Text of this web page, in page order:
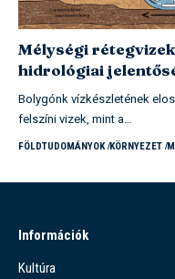
Mélységi
hidrológiai
Bolygónk vízkészletének
felszíni vizek, mint a…
FÖLDTUDOMÁNYOK KÖRNYEZET
Információk
Kultúra